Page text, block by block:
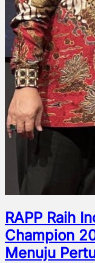
RAPP Raih
Champion
Menuju